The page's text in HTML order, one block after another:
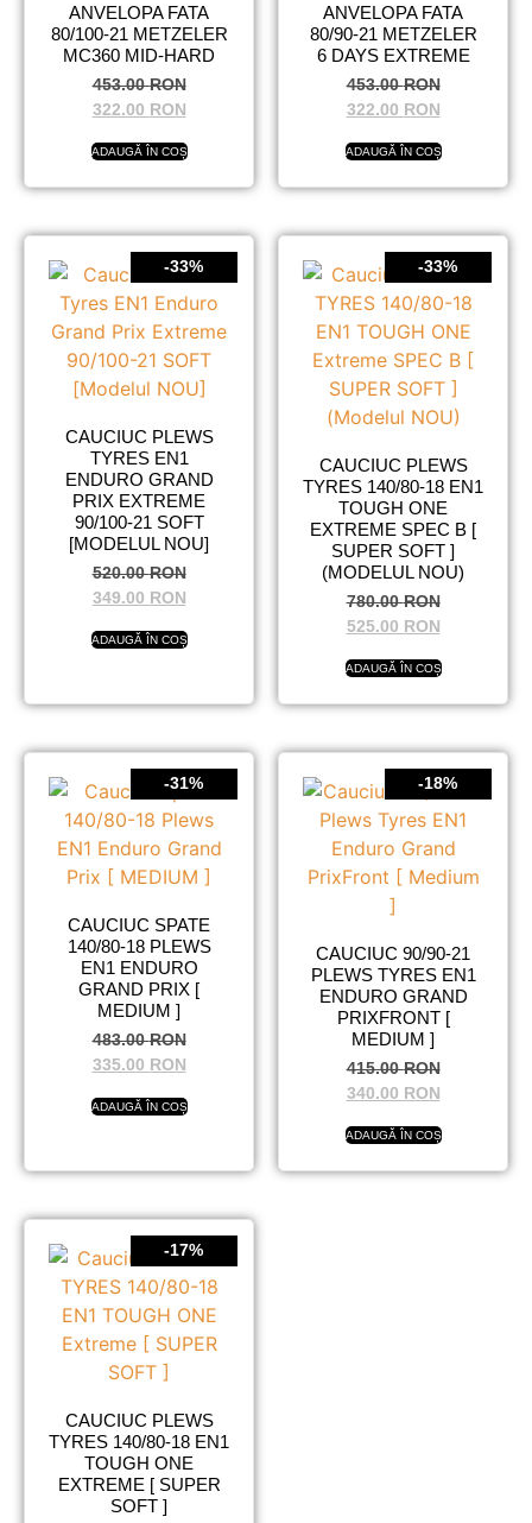
ANVELOPA FATA
80/100-21 METZELER
MC360 MID-HARD
453.00RON
322.00 RON
ADAUGĂ ÎN COȘ
ANVELOPA FATA
80/90-21 METZELER
6 DAYS EXTREME
453.00RON
322.00 RON
ADAUGĂ ÎN COȘ
-33%
CAUCIUC PLEWS
TYRES EN1
ENDURO GRAND
PRIX EXTREME
90/100-21 SOFT
[MODELUL NOU]
520.00RON
349.00 RON
ADAUGĂ ÎN COȘ
-33%
CAUCIUC PLEWS
TYRES 140/80-18 EN1
TOUGH ONE
EXTREME SPEC B [
SUPER SOFT ]
(MODELUL NOU)
780.00RON
525.00 RON
ADAUGĂ ÎN COȘ
-31%
CAUCIUC SPATE
140/80-18 PLEWS
EN1 ENDURO
GRAND PRIX [
MEDIUM ]
483.00RON
335.00 RON
ADAUGĂ ÎN COȘ
-18%
CAUCIUC 90/90-21
PLEWS TYRES EN1
ENDURO GRAND
PRIXFRONT [
MEDIUM ]
415.00RON
340.00 RON
ADAUGĂ ÎN COȘ
-17%
CAUCIUC PLEWS
TYRES 140/80-18 EN1
TOUGH ONE
EXTREME [ SUPER
SOFT ]